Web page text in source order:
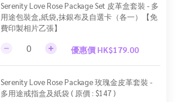
Serenity Love Rose Package Set 皮革盒套裝 - 多
用途包裝盒,紙袋,抹銀布及自選卡（各一）【免
費印製相片乙張】
優惠價 HK$179.00
Serenity Love Rose Package 玫瑰金皮革套裝 -
多用途戒指盒及紙袋 ( 原價 : $147 )